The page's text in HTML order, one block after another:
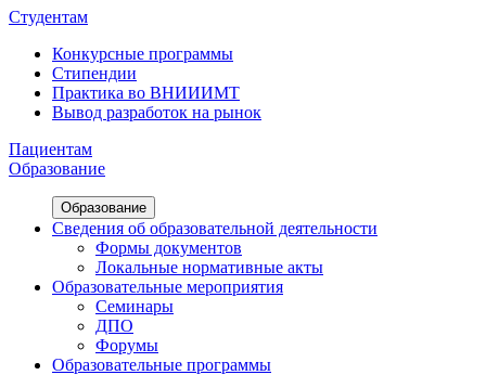
Студентам
Конкурсные программы
Стипендии
Практика во ВНИИИМТ
Вывод разработок на рынок
Пациентам
Образование
Образование
Сведения об образовательной деятельности
Формы документов
Локальные нормативные акты
Образовательные мероприятия
Семинары
ДПО
Форумы
Образовательные программы